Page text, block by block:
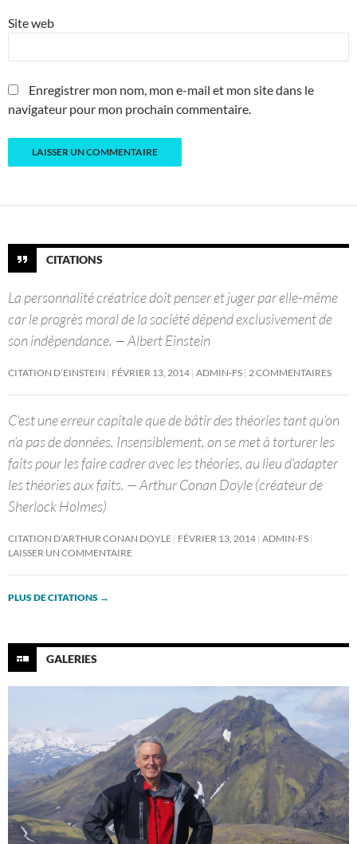
Site web
Enregistrer mon nom, mon e-mail et mon site dans le
navigateur pour mon prochain commentaire.
CITATIONS
La personnalité créatrice doit penser et juger par elle-même
car le progrès moral de la société dépend exclusivement de
son indépendance. — Albert Einstein
CITATION D’EINSTEIN FÉVRIER 13, 2014 ADMIN-FS 2 COMMENTAIRES
C’est une erreur capitale que de bâtir des théories tant qu’on
n’a pas de données. Insensiblement, on se met à torturer les
faits pour les faire cadrer avec les théories, au lieu d’adapter
les théories aux faits. — Arthur Conan Doyle (créateur de
Sherlock Holmes)
CITATION D’ARTHUR CONAN DOYLE FÉVRIER 13, 2014 ADMIN-FS
LAISSER UN COMMENTAIRE
PLUS DE CITATIONS →
GALERIES